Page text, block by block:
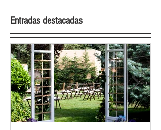
Entradas destacadas